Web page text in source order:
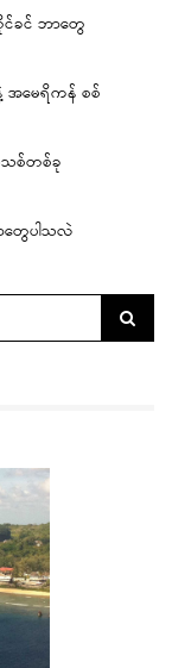
ခင် ဘာတွေ
အမေရိကန် စစ်
စ်တစ်ခု
တွေပါသလဲ